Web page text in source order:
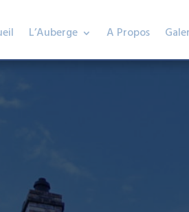
L’Auberge A Propos